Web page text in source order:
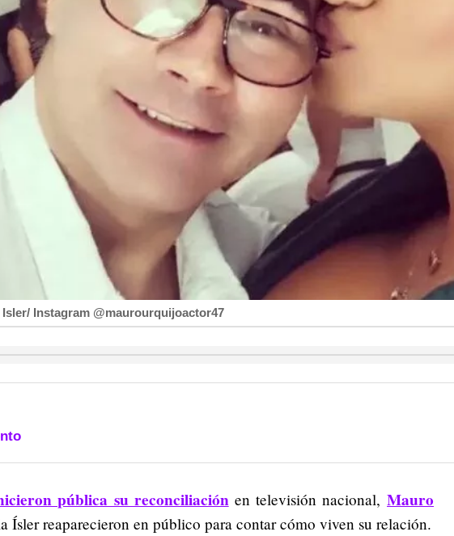
Instagram @maurourquijoactor47
pública su reconciliación en televisión nacional,Mauro
Ísler reaparecieron en público para contar cómo viven su relación.